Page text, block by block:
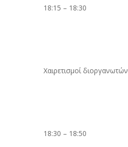
18:15 – 18:30
Χαιρετισμοί διοργανωτών
18:30 – 18:50